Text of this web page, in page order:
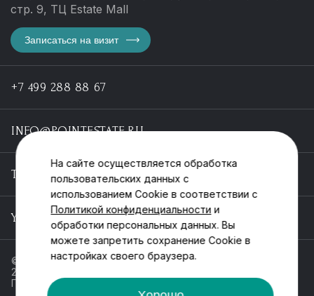
стр. 9, ТЦ Estate Mall
Записаться на визит
+7 499 288 88 67
INFO@POINTESTATE.RU
TELEGRAM
YOUTUBE
© ООО «Пойнт эстейт», ИНН 55546464612,
2013-2025
Политика обработки персональных данных
На сайте осуществляется обработка
пользовательских данных с
использованием Cookie в соответствии с
Политикой конфиденциальности и
обработки персональных данных. Вы
можете запретить сохранение Cookie в
настройках своего браузера.